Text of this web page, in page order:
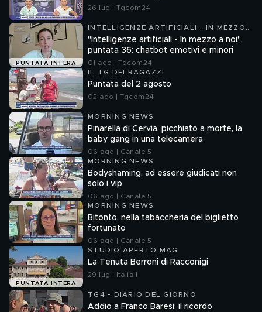
26 lug | Tgcom24
PUNTATA INTERA
INTELLIGENZE ARTIFICIALI - IN MEZZO
A NOI
"Intelligenze artificiali - In mezzo a noi",
puntata 36: chatbot emotivi e minori
01 ago | Tgcom24
IL TG DEI RAGAZZI
Puntata del 2 agosto
02 ago | Tgcom24
MORNING NEWS
Pinarella di Cervia, picchiato a morte, la
baby gang in una telecamera
06 ago | Canale 5
MORNING NEWS
Bodyshaming, ad essere giudicati non
solo i vip
06 ago | Canale 5
MORNING NEWS
Bitonto, nella tabaccheria del biglietto
fortunato
06 ago | Canale 5
PUNTATA INTERA
STUDIO APERTO MAG
La Tenuta Berroni di Racconigi
29 lug | Italia 1
TG4 - DIARIO DEL GIORNO
Addio a Franco Baresi: il ricordo